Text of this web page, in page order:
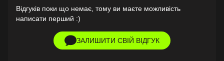
Відгуків поки що немає, тому ви маєте можливість
написати перший :)
ЗАЛИШИТИ СВІЙ ВІДГУК